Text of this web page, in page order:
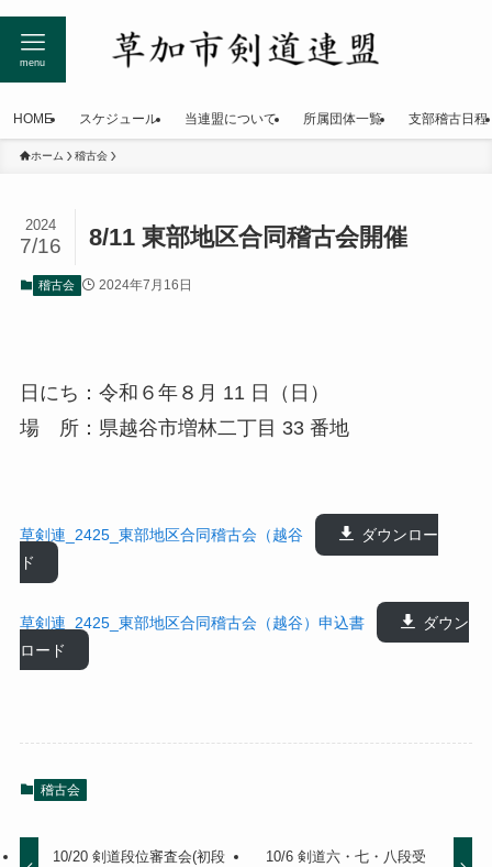
menu
HOME スケジュール 当連盟について 所属団体一覧 支部稽古日程
ホーム 稽古会
8/11 東部地区合同稽古会開催
2024
7/16
稽古会 2024年7月16日
日にち：令和６年８月 11 日（日）
場 所：県越谷市増林二丁目 33 番地
草剣連_2425_東部地区合同稽古会（越谷
ダウンロー
ド
草剣連_2425_東部地区合同稽古会（越谷）申込書
ダウン
ロード
稽古会
10/20 剣道段位審査会(初段
10/6 剣道六・七・八段受